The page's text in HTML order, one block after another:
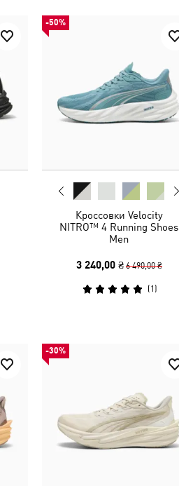
-50%
Кроссовки Velocity
NITRO™ 4 Running Shoes
Men
3 240,00 ₴ 6 490,00 ₴
(1 )
-30%